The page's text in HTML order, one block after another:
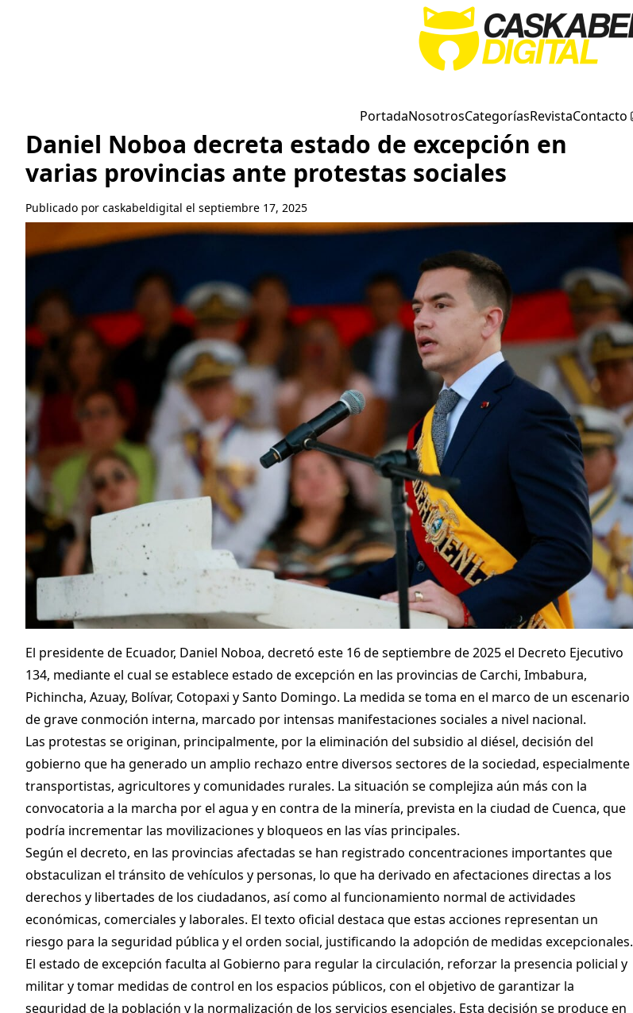
PortadaNosotrosCategoríasRevistaContacto
Daniel Noboa decreta estado de excepción en
varias provincias ante protestas sociales
Publicado por caskabeldigital el septiembre 17, 2025
El presidente de Ecuador, Daniel Noboa, decretó este 16 de septiembre de 2025 el Decreto Ejecutivo
134, mediante el cual se establece estado de excepción en las provincias de Carchi, Imbabura,
Pichincha, Azuay, Bolívar, Cotopaxi y Santo Domingo. La medida se toma en el marco de un escenario
de grave conmoción interna, marcado por intensas manifestaciones sociales a nivel nacional.
Las protestas se originan, principalmente, por la eliminación del subsidio al diésel, decisión del
gobierno que ha generado un amplio rechazo entre diversos sectores de la sociedad, especialmente
transportistas, agricultores y comunidades rurales. La situación se complejiza aún más con la
convocatoria a la marcha por el agua y en contra de la minería, prevista en la ciudad de Cuenca, que
podría incrementar las movilizaciones y bloqueos en las vías principales.
Según el decreto, en las provincias afectadas se han registrado concentraciones importantes que
obstaculizan el tránsito de vehículos y personas, lo que ha derivado en afectaciones directas a los
derechos y libertades de los ciudadanos, así como al funcionamiento normal de actividades
económicas, comerciales y laborales. El texto oficial destaca que estas acciones representan un
riesgo para la seguridad pública y el orden social, justificando la adopción de medidas excepcionales.
El estado de excepción faculta al Gobierno para regular la circulación, reforzar la presencia policial y
militar y tomar medidas de control en los espacios públicos, con el objetivo de garantizar la
seguridad de la población y la normalización de los servicios esenciales. Esta decisión se produce en